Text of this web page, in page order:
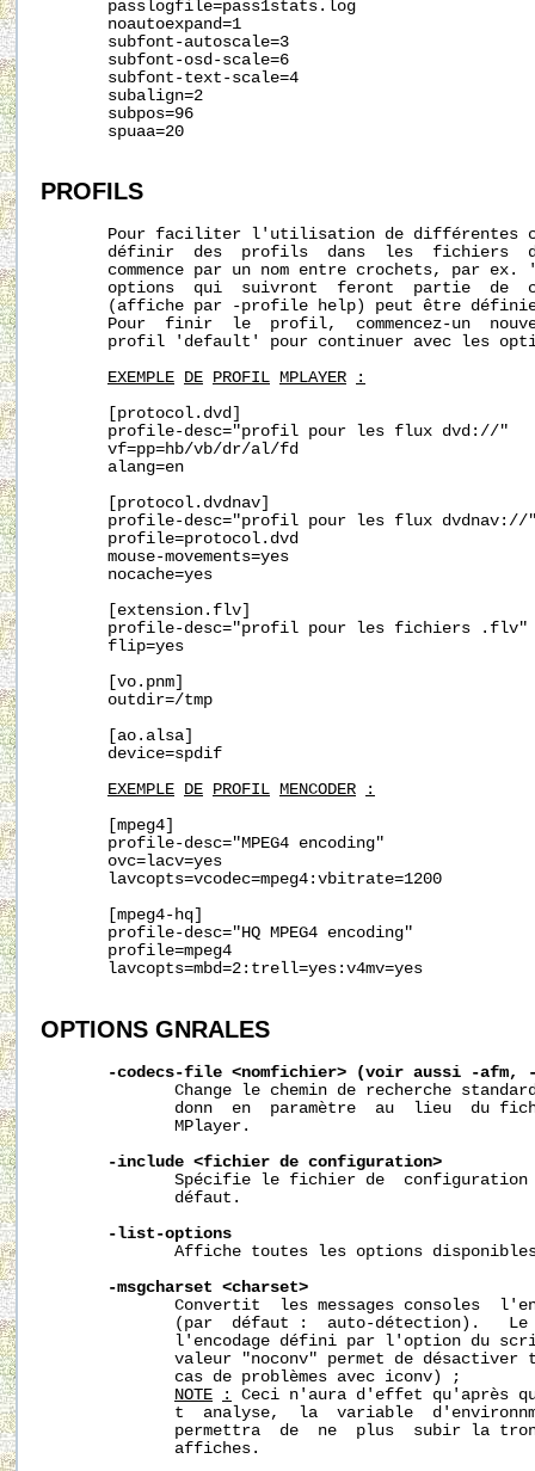
       passlogfile=pass1stats.log
       noautoexpand=1
       subfont-autoscale=3
       subfont-osd-scale=6
       subfont-text-scale=4
       subalign=2
       subpos=96
       spuaa=20
PROFILS
Pour faciliter l'utilisation de différentes
définir  des  profils  dans  les  fichiers
commence par un nom entre crochets, par ex.
options  qui  suivront  feront  partie  de
(affiche par -profile help) peut être
Pour  finir  le  profil,  commencez-un
profil 'default' pour continuer avec les
EXEMPLE DE PROFIL MPLAYER
:
       [protocol.dvd]
       profile-desc="profil pour les flux dvd://"
       vf=pp=hb/vb/dr/al/fd
       alang=en
       [protocol.dvdnav]
profile-desc="profil pour les flux dvdnav://
       profile=protocol.dvd
       mouse-movements=yes
       nocache=yes
       [extension.flv]
       profile-desc="profil pour les fichiers .flv"
       flip=yes
       [vo.pnm]
       outdir=/tmp
       [ao.alsa]
       device=spdif
EXEMPLE DE PROFIL MENCODER
:
       [mpeg4]
       profile-desc="MPEG4 encoding"
       ovc=lacv=yes
       lavcopts=vcodec=mpeg4:vbitrate=1200
       [mpeg4-hq]
       profile-desc="HQ MPEG4 encoding"
       profile=mpeg4
       lavcopts=mbd=2:trell=yes:v4mv=yes
OPTIONS GNRALES
-codecs-file <nomfichier> (voir aussi -afm,
Change le chemin de recherche
donn  en  paramètre  au  lieu  du
              MPlayer.
-include <fichier de configuration>
Spécifie le fichier de
              défaut.
-list-options
Affiche toutes les options
-msgcharset <charset>
Convertit  les messages consoles
(par  défaut :  auto-détection).
l'encodage défini par l'option du
valeur "noconv" permet de désactiver
              cas de problèmes avec iconv) ;
NOTE
:
Ceci n'aura d'effet qu'après
t  analyse,  la  variable
permettra  de  ne  plus  subir la
              affiches.